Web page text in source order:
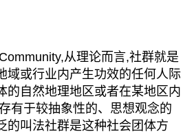
从理论而言,社群就是
域或行业内产生功效的任何人际
的自然地理地区或者在某地区内
有于较抽象性的、思想观念的
的叫法社群是这种社会团体方